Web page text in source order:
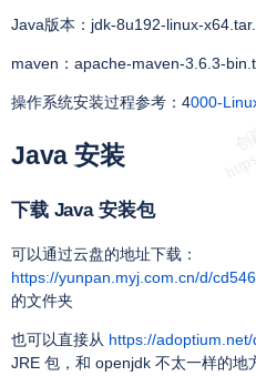
Java版本：jdk-8u192-linux-
maven：apache-maven-3.6.3-
操作系统安装过程参考：4000-
Java 安装
下载 Java 安装包
可以通过云盘的地址下载：
https://yunpan.myj.com.cn/d/
的文件夹
也可以直接从 https://
JRE 包，和 openjdk 不太一样的地